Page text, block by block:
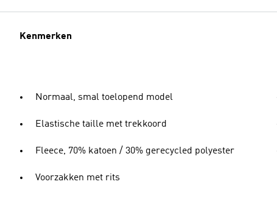
Kenmerken
Normaal, smal toelopend model
Elastische taille met trekkoord
Fleece, 70% katoen / 30% gerecycled polyester
Voorzakken met rits